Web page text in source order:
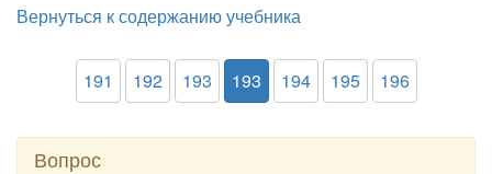
Вернуться к содержанию учебника
191 192 193 193 194 195 196
Вопрос